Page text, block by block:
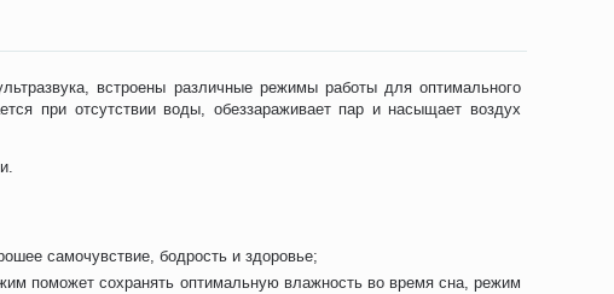
встроены различные режимы работы для оптимального
при отсутствии воды, обеззараживает пар и насыщает воздух
самочувствие, бодрость и здоровье;
поможет сохранять оптимальную влажность во время сна, режим